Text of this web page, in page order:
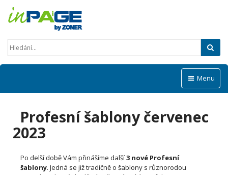
Menu
Profesní šablony červenec
2023
Po delší době Vám přinášíme další3 nové Profesní
šablony. Jedná se již tradičně o šablony s různorodou